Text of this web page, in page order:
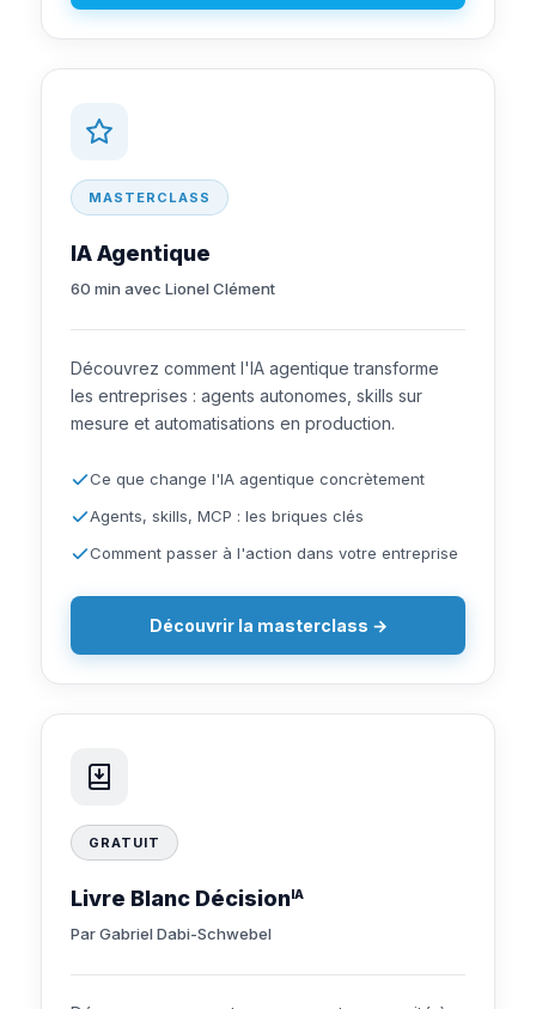
MASTERCLASS
IA Agentique
60 min avec Lionel Clément
Découvrez comment l'IA agentique transforme
les entreprises : agents autonomes, skills sur
mesure et automatisations en production.
Ce que change l'IA agentique concrètement
Agents, skills, MCP : les briques clés
Comment passer à l'action dans votre entreprise
Découvrir la masterclass →
GRATUIT
Livre Blanc Décision IA
Par Gabriel Dabi-Schwebel